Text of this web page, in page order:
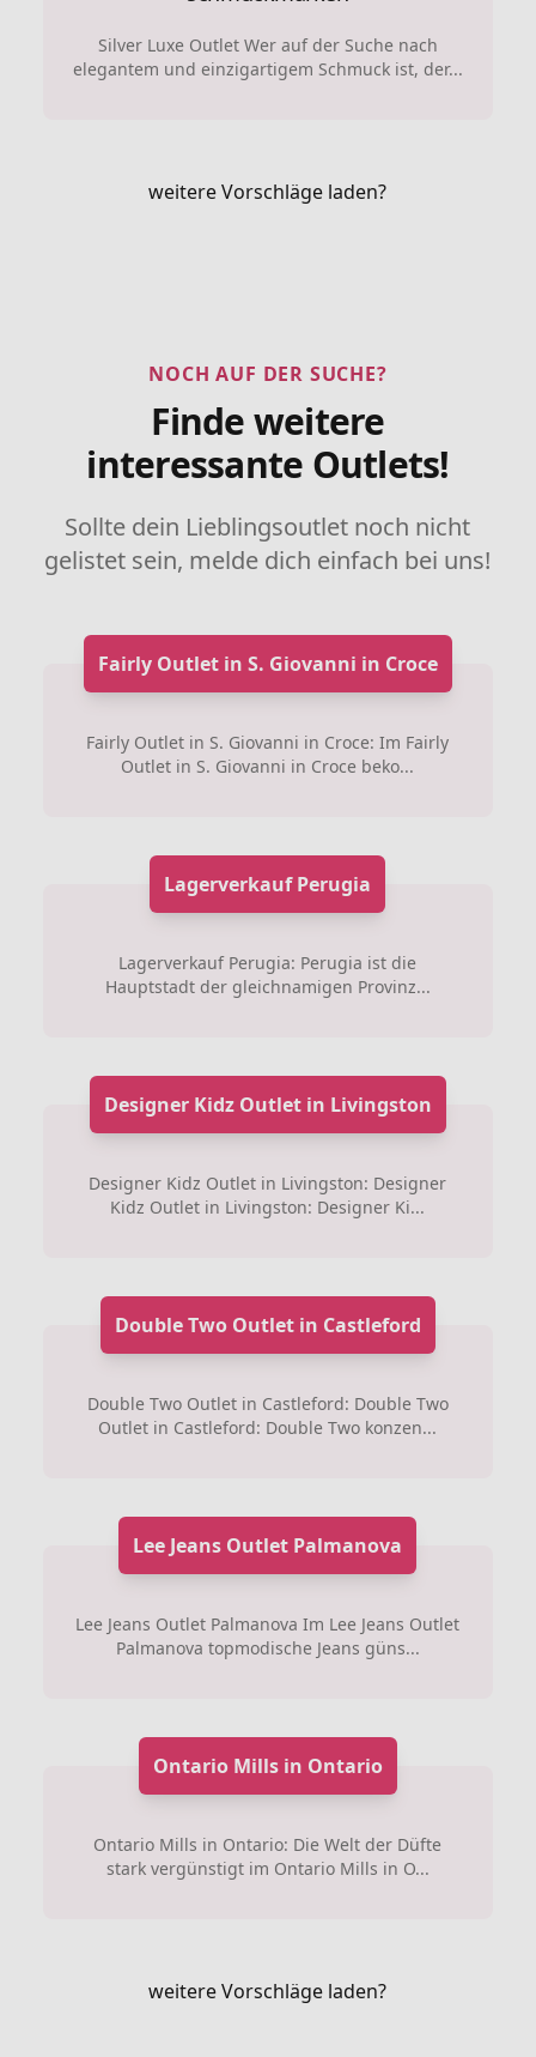
Silver Luxe Outlet Wer auf der Suche nach
elegantem und einzigartigem Schmuck ist, der...
weitere Vorschläge laden?
NOCH AUF DER SUCHE?
Finde weitere
interessante Outlets!
Sollte dein Lieblingsoutlet noch nicht
gelistet sein, melde dich einfach bei uns!
Fairly Outlet in S. Giovanni in Croce
Fairly Outlet in S. Giovanni in Croce: Im Fairly
Outlet in S. Giovanni in Croce beko...
Lagerverkauf Perugia
Lagerverkauf Perugia: Perugia ist die
Hauptstadt der gleichnamigen Provinz...
Designer Kidz Outlet in Livingston
Designer Kidz Outlet in Livingston: Designer
Kidz Outlet in Livingston: Designer Ki...
Double Two Outlet in Castleford
Double Two Outlet in Castleford: Double Two
Outlet in Castleford: Double Two konzen...
Lee Jeans Outlet Palmanova
Lee Jeans Outlet Palmanova Im Lee Jeans Outlet
Palmanova topmodische Jeans güns...
Ontario Mills in Ontario
Ontario Mills in Ontario: Die Welt der Düfte
stark vergünstigt im Ontario Mills in O...
weitere Vorschläge laden?